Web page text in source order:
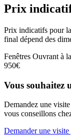
Prix
Prix indicatifs pour
final dépend des
Fenêtres Ouvrant à
950€
Vous souhaitez
Demandez une
vous conseillons
Demander une visite